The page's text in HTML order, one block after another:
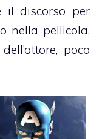
il discorso per
nella pellicola,
poco